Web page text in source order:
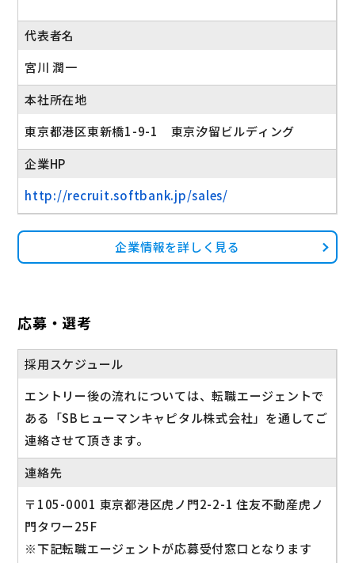
代表者名
宮川 潤一
本社所在地
東京都港区東新橋1-9-1 東京汐留ビルディング
企業HP
http://recruit.softbank.jp/sales/
企業情報を詳しく見る
応募・選考
採用スケジュール
エントリー後の流れについては、転職エージェントで
ある「SBヒューマンキャピタル株式会社」を通してご
連絡させて頂きます。
連絡先
〒105-0001 東京都港区虎ノ門2-2-1 住友不動産虎ノ
門タワー25F
※下記転職エージェントが応募受付窓口となります